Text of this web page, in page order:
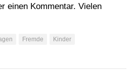
einen Kommentar. Vielen
Fremde Kinder